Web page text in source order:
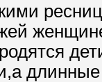
длинные